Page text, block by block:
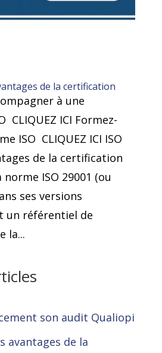
de la certification
à une
CLIQUEZ ICI Formez-
ISO CLIQUEZ ICI ISO
de la certification
ISO 29001 (ou
ses versions
un référentiel de
la...
son audit Qualiopi
avantages de la